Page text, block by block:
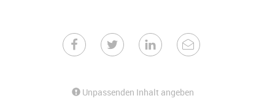
Unpassenden Inhalt angeben